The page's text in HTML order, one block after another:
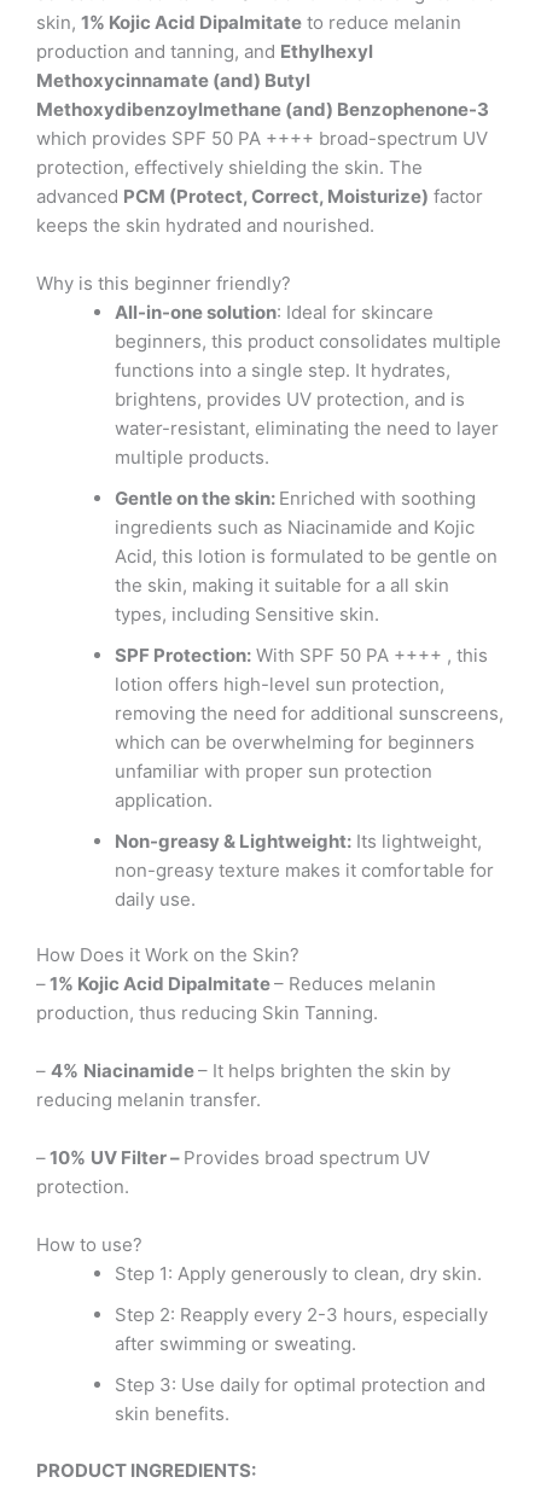
skin, 1% Kojic Acid Dipalmitate to reduce melanin
production and tanning, and Ethylhexyl
Methoxycinnamate (and) Butyl
Methoxydibenzoylmethane (and) Benzophenone-3
which provides SPF 50 PA ++++ broad-spectrum UV
protection, effectively shielding the skin. The
advanced PCM (Protect, Correct, Moisturize) factor
keeps the skin hydrated and nourished.
Why is this beginner friendly?
All-in-one solution: Ideal for skincare
beginners, this product consolidates multiple
functions into a single step. It hydrates,
brightens, provides UV protection, and is
water-resistant, eliminating the need to layer
multiple products.
Gentle on the skin: Enriched with soothing
ingredients such as Niacinamide and Kojic
Acid, this lotion is formulated to be gentle on
the skin, making it suitable for a all skin
types, including Sensitive skin.
SPF Protection: With SPF 50 PA ++++ , this
lotion offers high-level sun protection,
removing the need for additional sunscreens,
which can be overwhelming for beginners
unfamiliar with proper sun protection
application.
Non-greasy & Lightweight: Its lightweight,
non-greasy texture makes it comfortable for
daily use.
How Does it Work on the Skin?
–1% Kojic Acid Dipalmitate– Reduces melanin
production, thus reducing Skin Tanning.
– 4% Niacinamide– It helps brighten the skin by
reducing melanin transfer.
–10% UV Filter – Provides broad spectrum UV
protection.
How to use?
Step 1: Apply generously to clean, dry skin.
Step 2: Reapply every 2-3 hours, especially
after swimming or sweating.
Step 3: Use daily for optimal protection and
skin benefits.
PRODUCT INGREDIENTS: